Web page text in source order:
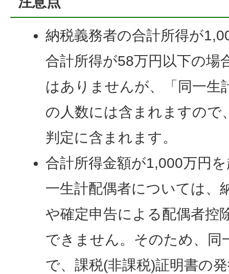
納税義務者の合計所得が
合計所得が58万円以下の場
はありませんが、「同一生
の人数には含まれますので
判定に含まれます。
合計所得金額が1,000万円
一生計配偶者については、
や確定申告による配偶者控
できません。そのため、同
で、課税(非課税)証明書の